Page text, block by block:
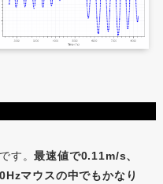
す。最速値で0.11m/s、
マウスの中でもかなり